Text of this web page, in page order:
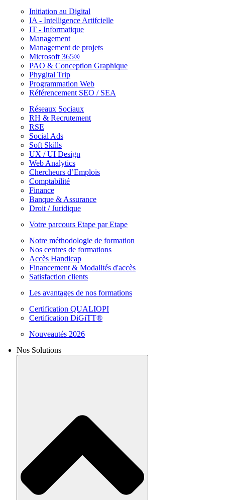
Initiation au Digital
IA - Intelligence Artifcielle
IT - Informatique
Management
Management de projets
Microsoft 365®
PAO & Conception Graphique
Phygital Trip
Programmation Web
Référencement SEO / SEA
Réseaux Sociaux
RH & Recrutement
RSE
Social Ads
Soft Skills
UX / UI Design
Web Analytics
Chercheurs d’Emplois
Comptabilité
Finance
Banque & Assurance
Droit / Juridique
Votre parcours Etape par Etape
Notre méthodologie de formation
Nos centres de formations
Accès Handicap
Financement & Modalités d'accès
Satisfaction clients
Les avantages de nos formations
Certification QUALIOPI
Certification DiGiTT®
Nouveautés 2026
Nos Solutions